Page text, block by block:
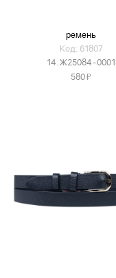
ремень
Код: 61807
14.Ж25084-0001
580Я